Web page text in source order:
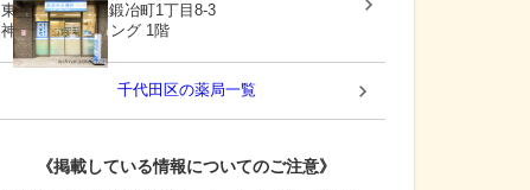
東京都千代田区鍛冶町1丁目8-3
神田91ビルディング 1階
千代田区の薬局一覧
《掲載している情報についてのご注意》